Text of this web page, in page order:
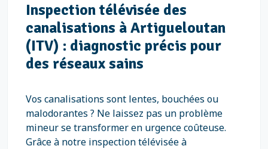
Inspection télévisée des
canalisations à Artigueloutan
(ITV) : diagnostic précis pour
des réseaux sains
Vos canalisations sont lentes, bouchées ou
malodorantes ? Ne laissez pas un problème
mineur se transformer en urgence coûteuse.
Grâce à notre inspection télévisée à